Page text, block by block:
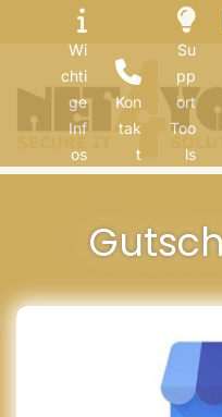
Wi
chti
ge
Inf
os
Kon
tak
t
Su
pp
ort
Too
ls